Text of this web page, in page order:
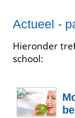
Actueel -
Hieronder
school: